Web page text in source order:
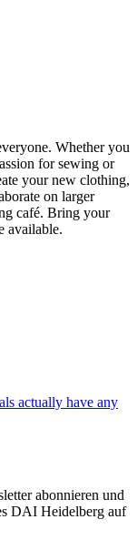
Whether you
for sewing or
your new clothing,
on larger
café. Bring your
available.
actually have any
abonnieren und
DAI Heidelberg auf